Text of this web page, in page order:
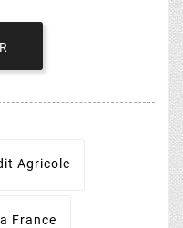
Agricole
France